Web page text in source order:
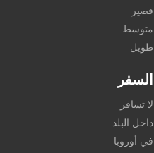
قصير
متوسط
طويل
السفر
لا تسافر
داخل البلد
في أوروبا